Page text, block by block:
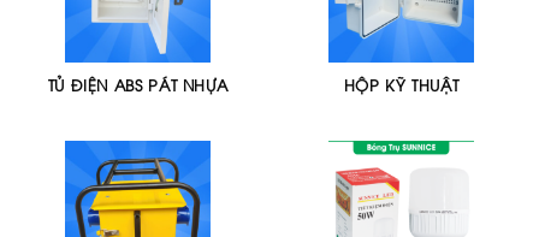
TỦ ĐIỆN ABS PÁT NHỰA HỘP KỸ THUẬT